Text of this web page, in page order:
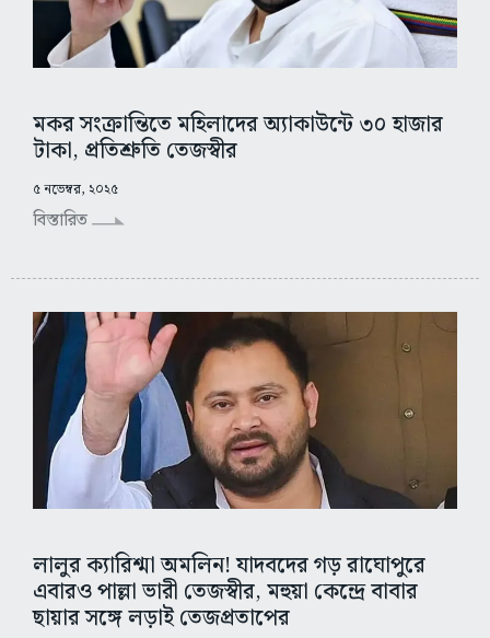
মকর সংক্রান্তিতে মহিলাদের অ্যাকাউন্টে ৩০ হাজার
টাকা, প্রতিশ্রুতি তেজস্বীর
৫ নভেম্বর, ২০২৫
বিস্তারিত
লালুর ক্যারিশ্মা অমলিন! যাদবদের গড় রাঘোপুরে
এবারও পাল্লা ভারী তেজস্বীর, মহুয়া কেন্দ্রে বাবার
ছায়ার সঙ্গে লড়াই তেজপ্রতাপের